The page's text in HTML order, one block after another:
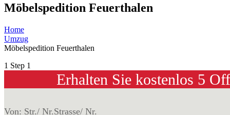
Möbelspedition Feuerthalen
Home
Umzug
Möbelspedition Feuerthalen
1 Step 1
Erhalten Sie kostenlos 5
Von: Str./ Nr.Strasse/ Nr.